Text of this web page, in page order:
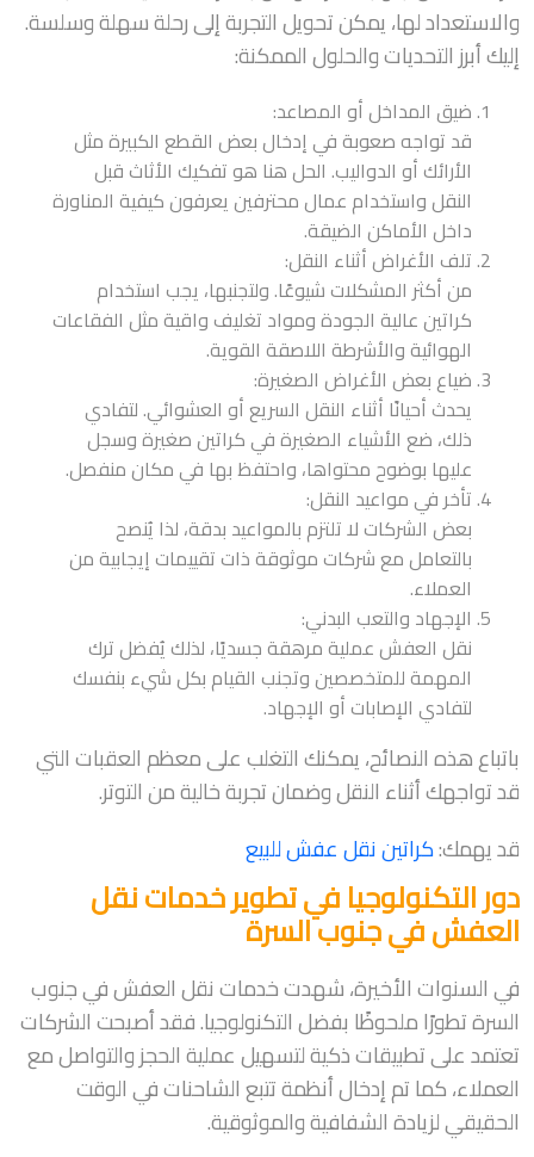
والاستعداد لها، يمكن تحويل التجربة إلى رحلة سهلة وسلسة.
إليك أبرز التحديات والحلول الممكنة:
ضيق المداخل أو المصاعد:
قد تواجه صعوبة في إدخال بعض القطع الكبيرة مثل
الأرائك أو الدواليب. الحل هنا هو تفكيك الأثاث قبل
النقل واستخدام عمال محترفين يعرفون كيفية المناورة
داخل الأماكن الضيقة.
تلف الأغراض أثناء النقل:
من أكثر المشكلات شيوعًا. ولتجنبها، يجب استخدام
كراتين عالية الجودة ومواد تغليف واقية مثل الفقاعات
الهوائية والأشرطة اللاصقة القوية.
ضياع بعض الأغراض الصغيرة:
يحدث أحيانًا أثناء النقل السريع أو العشوائي. لتفادي
ذلك، ضع الأشياء الصغيرة في كراتين صغيرة وسجل
عليها بوضوح محتواها، واحتفظ بها في مكان منفصل.
تأخر في مواعيد النقل:
بعض الشركات لا تلتزم بالمواعيد بدقة، لذا يُنصح
بالتعامل مع شركات موثوقة ذات تقييمات إيجابية من
العملاء.
الإجهاد والتعب البدني:
نقل العفش عملية مرهقة جسديًا، لذلك يُفضل ترك
المهمة للمتخصصين وتجنب القيام بكل شيء بنفسك
لتفادي الإصابات أو الإجهاد.
باتباع هذه النصائح، يمكنك التغلب على معظم العقبات التي
قد تواجهك أثناء النقل وضمان تجربة خالية من التوتر.
قد يهمك:كراتين نقل عفش للبيع
دور التكنولوجيا في تطوير خدمات نقل
العفش في جنوب السرة
في السنوات الأخيرة، شهدت خدمات نقل العفش في جنوب
السرة تطورًا ملحوظًا بفضل التكنولوجيا. فقد أصبحت الشركات
تعتمد على تطبيقات ذكية لتسهيل عملية الحجز والتواصل مع
العملاء، كما تم إدخال أنظمة تتبع الشاحنات في الوقت
الحقيقي لزيادة الشفافية والموثوقية.